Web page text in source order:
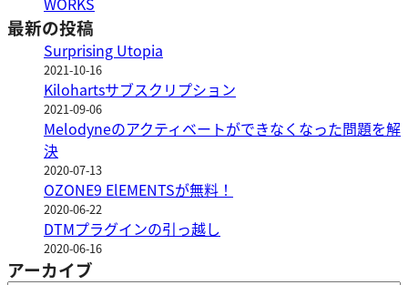
最新の投稿
Surprising Utopia
2021-10-16
Kilohartsサブスクリプション
2021-09-06
Melodyneのアクティベートができなくなった問題を解
決
2020-07-13
OZONE9 ElEMENTSが無料！
2020-06-22
DTMプラグインの引っ越し
2020-06-16
アーカイブ